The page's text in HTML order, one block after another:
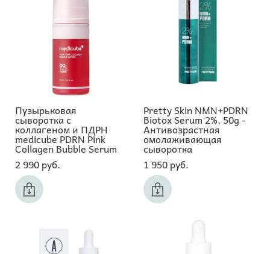
Пузырьковая
сыворотка с
коллагеном и ПДРН
medicube PDRN Pink
Collagen Bubble Serum
2 990 pуб.
Pretty Skin NMN+PDRN
Biotox Serum 2%, 50g -
Антивозрастная
омолаживающая
сыворотка
1 950 pуб.